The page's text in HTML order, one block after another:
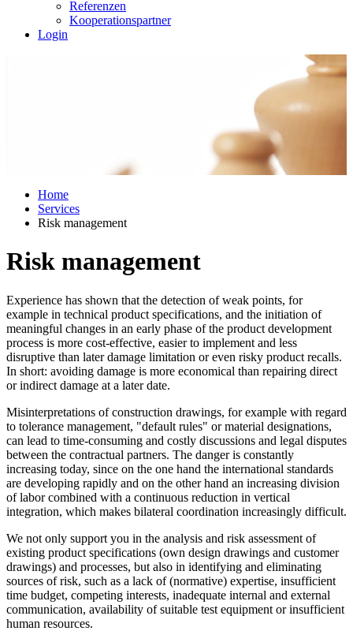
Referenzen
Kooperationspartner
Login
Home
Services
Risk management
Risk management
Experience has shown that the detection of weak points, for
example in technical product specifications, and the initiation of
meaningful changes in an early phase of the product development
process is more cost-effective, easier to implement and less
disruptive than later damage limitation or even risky product recalls.
In short: avoiding damage is more economical than repairing direct
or indirect damage at a later date.
Misinterpretations of construction drawings, for example with regard
to tolerance management, "default rules" or material designations,
can lead to time-consuming and costly discussions and legal disputes
between the contractual partners. The danger is constantly
increasing today, since on the one hand the international standards
are developing rapidly and on the other hand an increasing division
of labor combined with a continuous reduction in vertical
integration, which makes bilateral coordination increasingly difficult.
We not only support you in the analysis and risk assessment of
existing product specifications (own design drawings and customer
drawings) and processes, but also in identifying and eliminating
sources of risk, such as a lack of (normative) expertise, insufficient
time budget, competing interests, inadequate internal and external
communication, availability of suitable test equipment or insufficient
human resources.